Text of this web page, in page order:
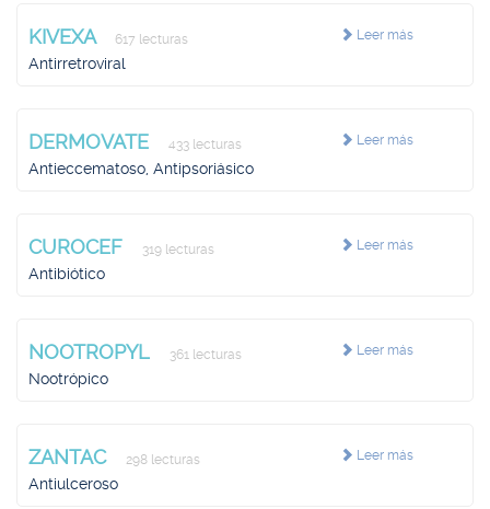
Leer más
KIVEXA 617 lecturas
Antirretroviral
Leer más
DERMOVATE 433 lecturas
Antieccematoso, Antipsoriásico
Leer más
CUROCEF 319 lecturas
Antibiótico
Leer más
NOOTROPYL 361 lecturas
Nootrópico
Leer más
ZANTAC 298 lecturas
Antiulceroso